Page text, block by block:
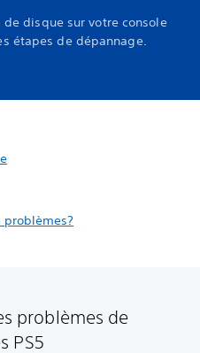
disque sur votre console
étapes de dépannage.
problèmes?
problèmes de
PS5